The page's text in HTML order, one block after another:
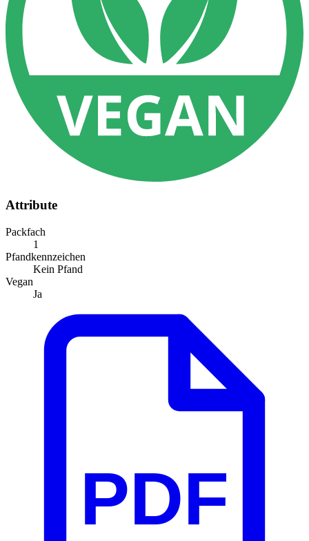
Attribute
Packfach
1
Pfandkennzeichen
Kein Pfand
Vegan
Ja
PDF